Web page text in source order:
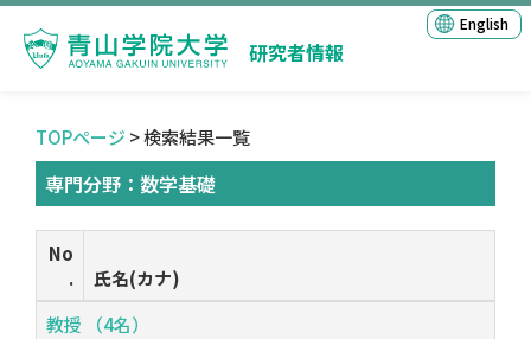
研究者情報
English
TOPページ > 検索結果一覧
専門分野：数学基礎
No
.
氏名(カナ)
教授 （4名）